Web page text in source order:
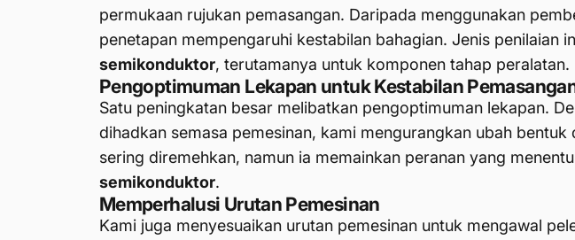
permukaan rujukan pemasangan. Daripada menggunakan
penetapan mempengaruhi kestabilan bahagian. Jenis penilaian
semikonduktor, terutamanya untuk komponen tahap peralatan.
Pengoptimuman Lekapan untuk Kestabilan
Satu peningkatan besar melibatkan pengoptimuman lekapan.
dihadkan semasa pemesinan, kami mengurangkan ubah
sering diremehkan, namun ia memainkan peranan yang
semikonduktor.
Memperhalusi Urutan Pemesinan
Kami juga menyesuaikan urutan pemesinan untuk mengawal